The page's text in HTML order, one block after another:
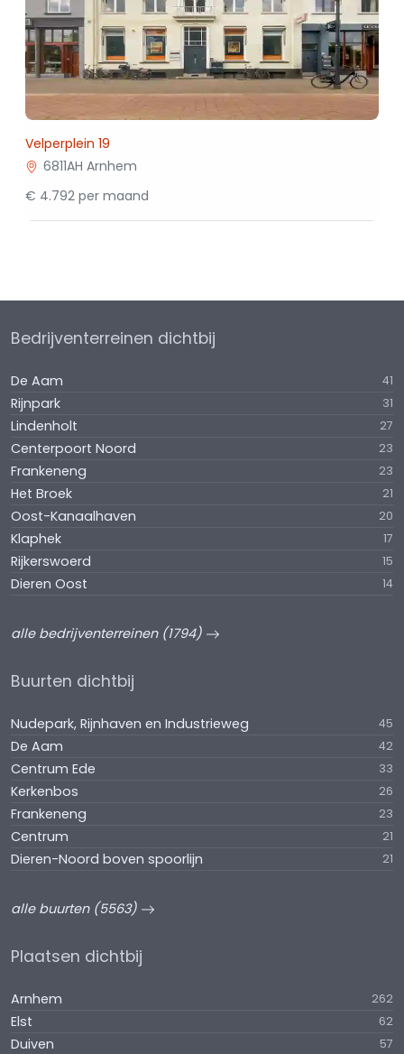
Velperplein 19
6811AH Arnhem
€ 4.792 per maand
Bedrijventerreinen dichtbij
De Aam 41
Rijnpark 31
Lindenholt 27
Centerpoort Noord 23
Frankeneng 23
Het Broek 21
Oost-Kanaalhaven 20
Klaphek 17
Rijkerswoerd 15
Dieren Oost 14
alle bedrijventerreinen (1794)
Buurten dichtbij
Nudepark, Rijnhaven en Industrieweg 45
De Aam 42
Centrum Ede 33
Kerkenbos 26
Frankeneng 23
Centrum 21
Dieren-Noord boven spoorlijn 21
alle buurten (5563)
Plaatsen dichtbij
Arnhem 262
Elst 62
Duiven 57